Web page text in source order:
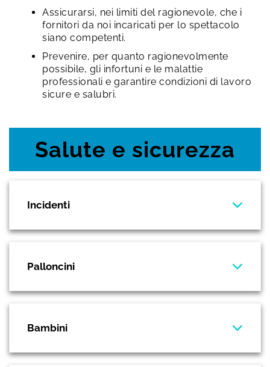
Assicurarsi, nei limiti del ragionevole, che i
fornitori da noi incaricati per lo spettacolo
siano competenti.
Prevenire, per quanto ragionevolmente
possibile, gli infortuni e le malattie
professionali e garantire condizioni di lavoro
sicure e salubri.
Salute e sicurezza
Incidenti
Palloncini
Bambini